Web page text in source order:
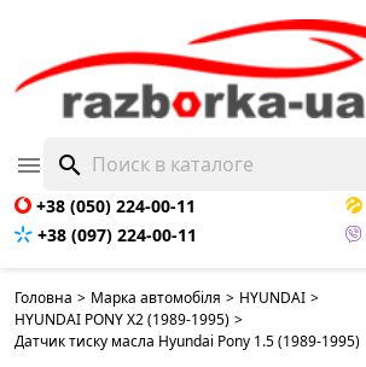
 search
+38 (050) 224-00-11
+38 (097) 224-00-11
Головна > Марка автомобіля > HYUNDAI >
HYUNDAI PONY X2 (1989-1995) >
Датчик тиску масла Hyundai Pony 1.5 (1989-1995)